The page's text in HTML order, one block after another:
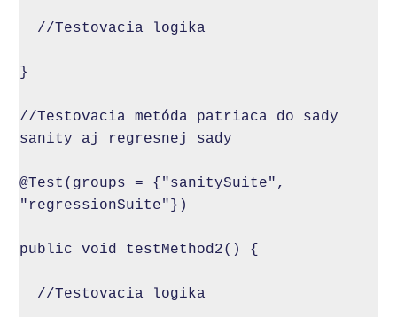
//Testovacia logika
}
//Testovacia metóda patriaca do sady
sanity aj regresnej sady
@Test(groups = {"sanitySuite",
"regressionSuite"})
public void testMethod2() {
//Testovacia logika